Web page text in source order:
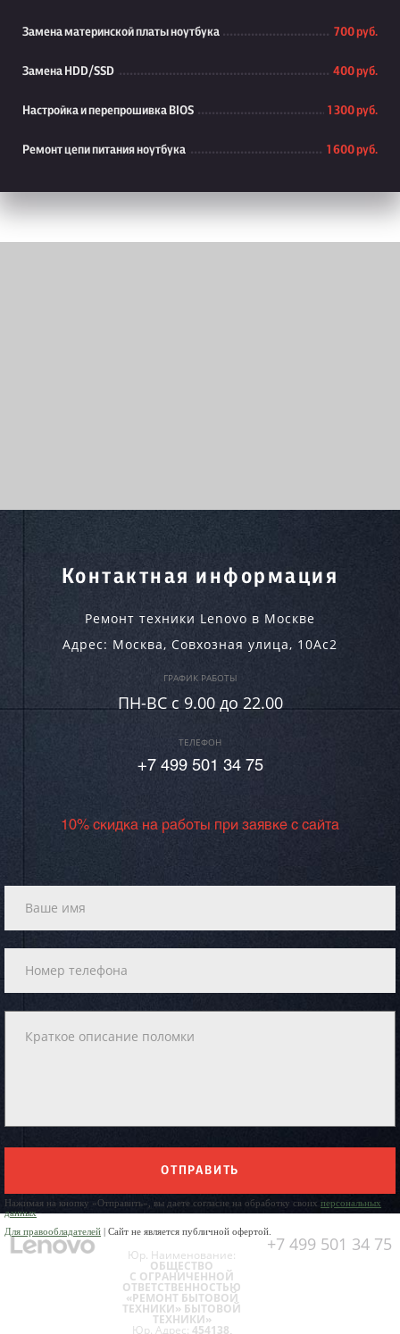
Замена материнской платы ноутбука 700 руб.
Замена HDD/SSD 400 руб.
Настройка и перепрошивка BIOS 1 300 руб.
Ремонт цепи питания ноутбука 1 600 руб.
Контактная информация
Ремонт техники Lenovo в Москве
Адрес: Москва, Совхозная улица, 10Ас2
ГРАФИК РАБОТЫ
ПН-ВC c 9.00 до 22.00
ТЕЛЕФОН
+7 499 501 34 75
10% скидка на работы при заявке с сайта
ОТПРАВИТЬ
Нажимая на кнопку «Отправить», вы даете согласие на обработку своих персональных
данных
Для правообладателей | Сайт не является публичной офертой.
+7 499 501 34 75
Юр. Наименование:
ОБЩЕСТВО
С ОГРАНИЧЕННОЙ
ОТВЕТСТВЕННОСТЬЮ
«РЕМОНТ БЫТОВОЙ
ТЕХНИКИ» БЫТОВОЙ
ТЕХНИКИ»
Юр. Адрес: 454138,